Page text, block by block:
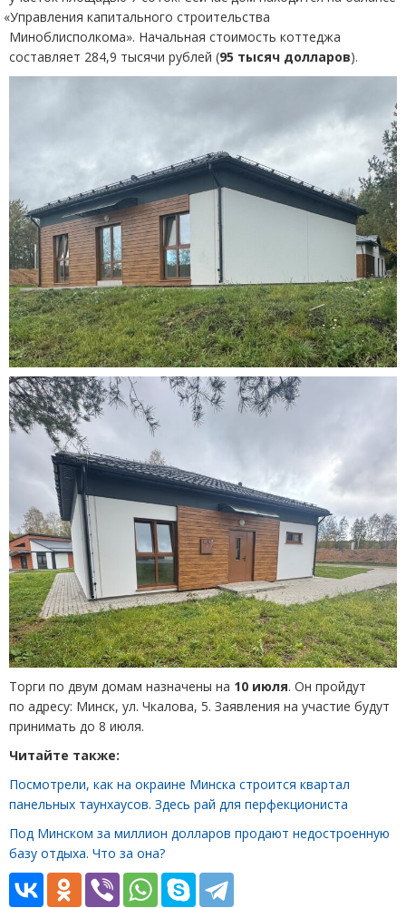
«Управления капитального строительства
Миноблисполкома». Начальная стоимость коттеджа
составляет 284,9 тысячи рублей (95 тысяч долларов).
Торги по двум домам назначены на 10 июля. Он пройдут
по адресу: Минск, ул. Чкалова, 5. Заявления на участие будут
принимать до 8 июля.
Читайте также:
Посмотрели, как на окраине Минска строится квартал
панельных таунхаусов. Здесь рай для перфекциониста
Под Минском за миллион долларов продают недостроенную
базу отдыха. Что за она?